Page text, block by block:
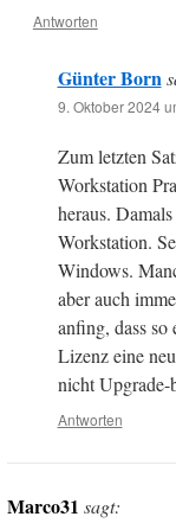
Antworten
Günter Born
9. Oktober 2024
Zum letzten
Workstation
heraus.
Workstation.
Windows.
aber auch
anfing, dass
Lizenz eine
nicht Upgrade-
Antworten
Marco31 sagt: